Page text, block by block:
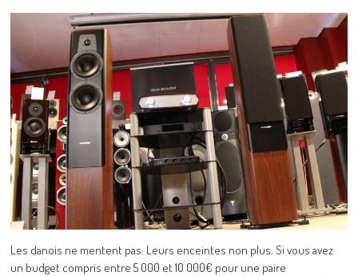
Les danois ne mentent pas. Leurs enceintes non plus. Si vous avez
un budget compris entre 5 000 et 10 000€ pour une paire